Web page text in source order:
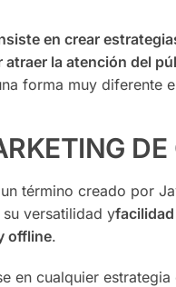
en crear
la atención del
forma muy diferente
DE
término creado por
versatilidad y
offline.
en cualquier estrategia